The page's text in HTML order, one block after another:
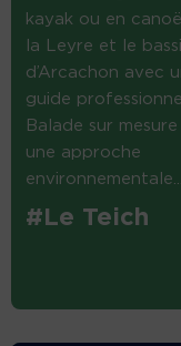
kayak ou en
la Leyre et le
d’Arcachon avec
guide
Balade sur
une approche
#Le Teich